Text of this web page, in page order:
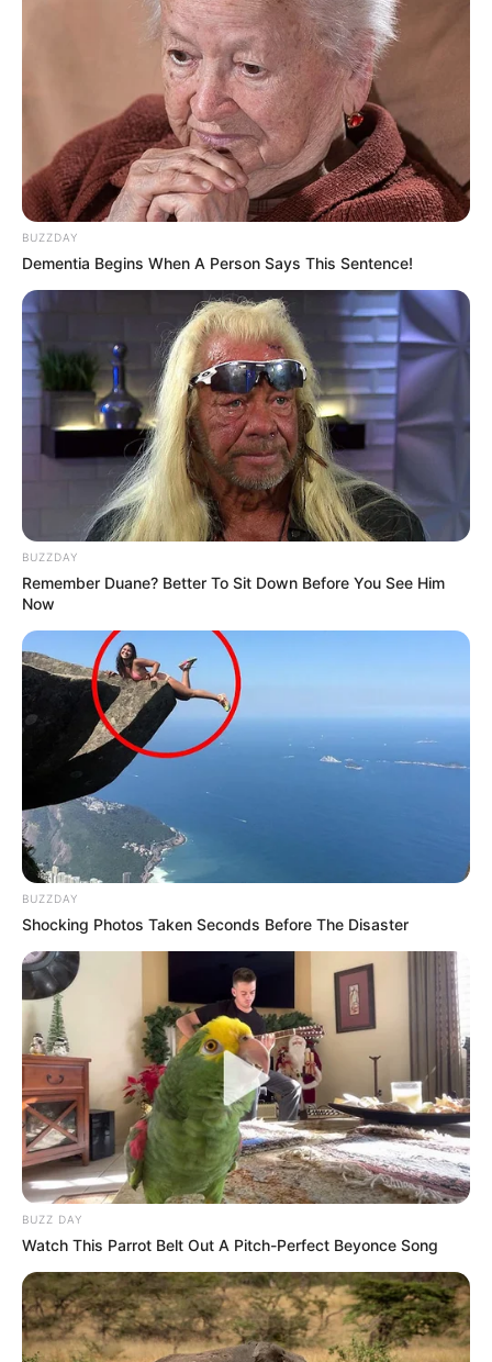
ausgepowert und happy gibt es am Ende noch die
Preisverleihung, bei der das Sieger-Team und auch
die anderen Teilnehmer ausgezeichnet werden.
Weitere Informationen zu unseren Events wie auch
Bilder findet Ihr unter: www.geofun-kids.de. Preis:
Unser Angebotspreis für bis zu 12 Kinder (inkl.
Geburtstagskind) beträgt 180€ + (evtl.
Anfahrtspauschale, je nachdem wo die Challenge
FunBall-Challenge teilnehmen wird berechnen wir
Challenge - Betreuung während der Spiele -
FunBall Ausrüstung leihweise (2Tore, 10 Bumperz,
Bälle, Leibchen usw.) - Pokal, Urkunden und
Abschlussgeschenke. Wir freuen uns mit Euch den
Geburtstag zu gestalten :) Euer GeoFun Team.
Informationen unter www.geofun-kids.de/uebersicht-f
unballs-kids.html
. Eingetragen von GeoFun-Events.
Kindergeburtstag FunBiathlon - Biathlon zum
Kindergeburtstag, geht sowas denn überhaupt? Ja,
das ist möglich durch unser FunBiathlon. Laserlicht
Pedalos brauchen auch keinen Schnee für die
“Strafrunden“ ;). Ob Indoor oder Outdoor,
wetterabhängig sind beide Locations möglich, je
nachdem wieviel Platz vorhanden ist. In Teams
eingeteilt könnt Ihr und Eure Gäste einen
spannenden Wettkampf um Punkte beim Schießen
wie auch beim Pedalofahren erleben. In
unterschiedlichen Variationen muss das Zielmodul
getroffen, lustige Fragen beantwortet und
Strafrunden auf dem Pedalo absolviert werden. Viel
Spaß für Euch und Eure Freunde ist dabei
garantiert. Weitere Informationen zu unseren Events
auch unter: www.geofun-kids.de. Preis: Unser
Angebotspreis für bis zu 12 Kinder (inkl.
Geburtstagskind) beträgt 170€ + (evtl.
Anfahrtspauschale, je nachdem wo die Challenge
stattfindet). Für jedes weitere Kind das an der
FunBall-Challenge teilnehmen wird berechnen wir
11€. Leistungen: Einweisung in die FunBiathlon-
Olymoiade - Betreuung während der Spiele -
FunBiathlon Ausrüstung leihweise (Anschütz
Laserlicht, Pedalos usw.) - Pokal, Urkunden und
Abschlussgeschenke. Wir freuen uns mit Euch den
Geburtstag zu gestalten :) Euer GeoFun Team.
unbiathlon-kids.html. Eingetragen von GeoFun-
Events.
BUZZDAY
Dementia Begins When A Person Says This Sentence!
BUZZDAY
Remember Duane? Better To Sit Down Before You See Him
Now
BUZZDAY
Shocking Photos Taken Seconds Before The Disaster
BUZZ DAY
Watch This Parrot Belt Out A Pitch-Perfect Beyonce Song